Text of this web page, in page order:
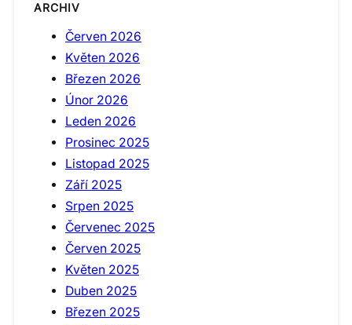
ARCHIV
Červen 2026
Květen 2026
Březen 2026
Únor 2026
Leden 2026
Prosinec 2025
Listopad 2025
Září 2025
Srpen 2025
Červenec 2025
Červen 2025
Květen 2025
Duben 2025
Březen 2025